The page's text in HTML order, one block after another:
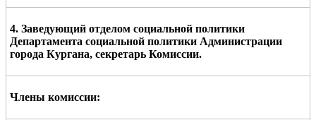
4. Заведующий отделом социальной политики
Департамента социальной политики Администрации
города Кургана, секретарь Комиссии.
Члены комиссии: